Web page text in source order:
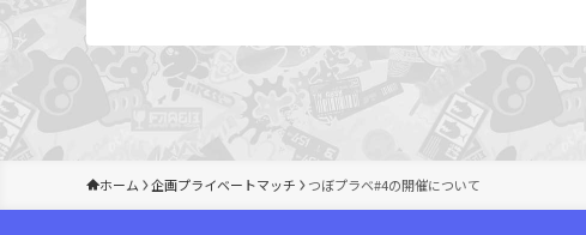
ホーム 企画プライベートマッチ つぼプラベ#4の開催について